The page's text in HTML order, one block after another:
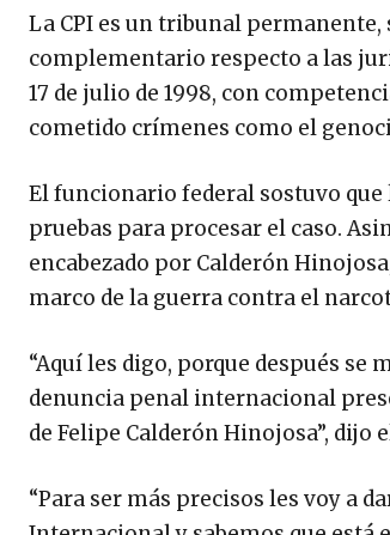
La CPI es un tribunal permanente,
complementario respecto a las
17 de julio de 1998, con
cometido crímenes como el
El funcionario federal sostuvo que
pruebas para procesar el caso.
encabezado por Calderón
marco de la guerra contra el
“Aquí les digo, porque después se
denuncia penal internacional
de Felipe Calderón Hinojosa”, dijo
“Para ser más precisos les voy a